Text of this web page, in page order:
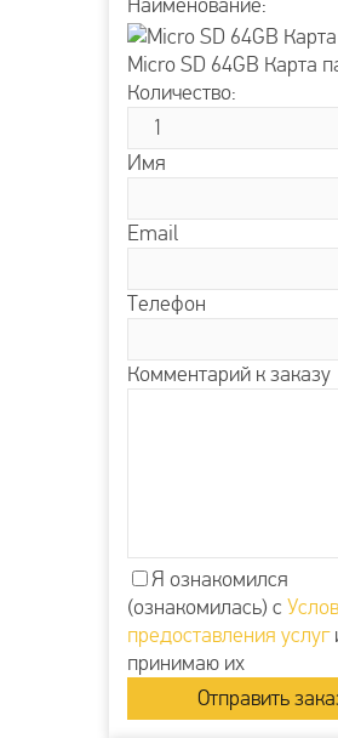
Наименование:
Micro SD 64GB Карта
Количество:
Имя
Email
Телефон
Комментарий к заказу
Я ознакомился
(ознакомилась) с
предоставления услуг
принимаю их